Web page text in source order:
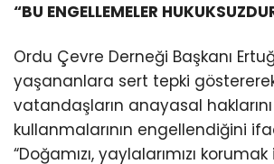
“BU ENGELLEMELER
Ordu Çevre Derneği Başkanı
yaşananlara sert tepki
vatandaşların anayasal haklarını
kullanmalarının engellendiğini
“Doğamızı, yaylalarımızı